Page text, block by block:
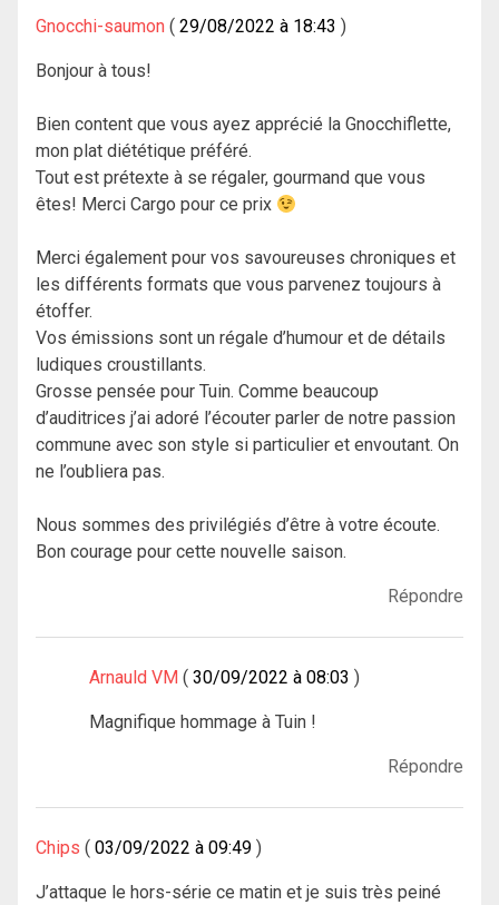
Gnocchi-saumon 29/08/2022 à 18:43
Bonjour à tous!
Bien content que vous ayez apprécié la Gnocchiflette,
mon plat diététique préféré.
Tout est prétexte à se régaler, gourmand que vous
êtes! Merci Cargo pour ce prix
Merci également pour vos savoureuses chroniques et
les différents formats que vous parvenez toujours à
étoffer.
Vos émissions sont un régale d’humour et de détails
ludiques croustillants.
Grosse pensée pour Tuin. Comme beaucoup
d’auditrices j’ai adoré l’écouter parler de notre passion
commune avec son style si particulier et envoutant. On
ne l’oubliera pas.
Nous sommes des privilégiés d’être à votre écoute.
Bon courage pour cette nouvelle saison.
Répondre
Arnauld VM 30/09/2022 à 08:03
Magnifique hommage à Tuin !
Répondre
Chips 03/09/2022 à 09:49
J’attaque le hors-série ce matin et je suis très peiné